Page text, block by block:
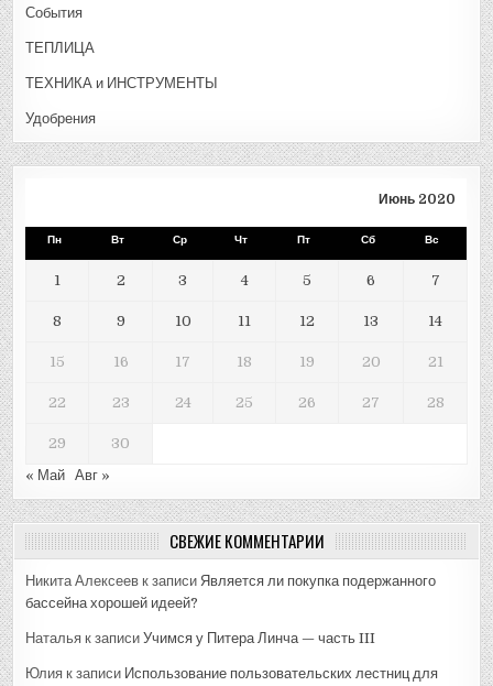
События
ТЕПЛИЦА
ТЕХНИКА и ИНСТРУМЕНТЫ
Удобрения
Июнь 2020
Пн Вт Ср Чт Пт Сб Вс
1 2 3 4 5 6 7
8 9 10 11 12 13 14
15 16 17 18 19 20 21
22 23 24 25 26 27 28
29
30
« Май
Авг »
СВЕЖИЕ КОММЕНТАРИИ
Никита Алексеев к записиЯвляется ли покупка подержанного
бассейна хорошей идеей?
Наталья к записиУчимся у Питера Линча — часть III
Юлия к записи Использование пользовательских лестниц для